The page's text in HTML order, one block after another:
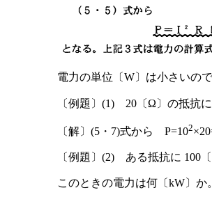
電力の単位〔W〕は小さいの
〔例題〕(1) 20〔Ω〕の抵抗
〔解〕(5・7)式から P=102
〔例題〕(2) ある抵抗に 100
このときの電力は何〔kW〕か。